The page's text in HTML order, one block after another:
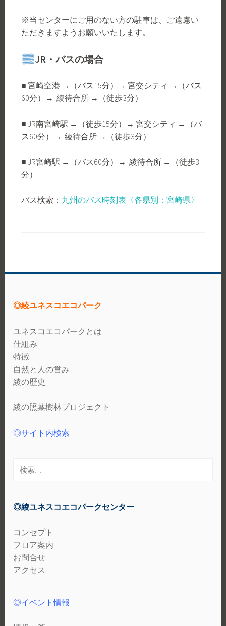
※当センターにご用のない方の駐車は、ご遠慮い
ただきますようお願いいたします。
JR・バスの場合
■ 宮崎空港 →（バス15分）→ 宮交シティ →（バス
60分）→ 綾待合所 →（徒歩3分）
■ JR南宮崎駅 →（徒歩15分）→ 宮交シティ →（バ
ス60分）→ 綾待合所 →（徒歩3分）
■ JR宮崎駅 →（バス60分）→ 綾待合所 →（徒歩3
分）
バス検索： 九州のバス時刻表〈各県別：宮崎県〉
◎綾ユネスコエコパーク
ユネスコエコパークとは
仕組み
特徴
自然と人の営み
綾の歴史
綾の照葉樹林プロジェクト
◎サイト内検索
検
索:
◎綾ユネスコエコパークセンター
コンセプト
フロア案内
お問合せ
アクセス
◎イベント情報